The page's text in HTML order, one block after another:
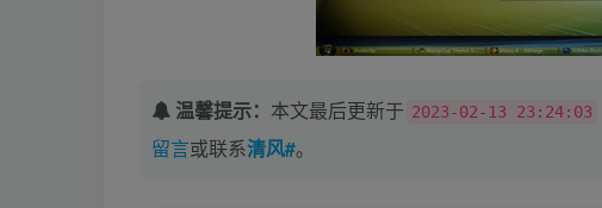
温馨提示： 本文最后更新于 2023-02-13 23:24:03
留言或联系清风#。